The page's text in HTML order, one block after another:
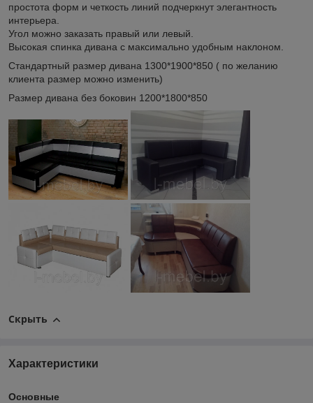
простота форм и четкость линий подчеркнут элегантность
интерьера.
Угол можно заказать правый или левый.
Высокая спинка дивана с максимально удобным наклоном.
Стандартный размер дивана 1300*1900*850 ( по желанию
клиента размер можно изменить)
Размер дивана без боковин 1200*1800*850
Скрыть
Характеристики
Основные